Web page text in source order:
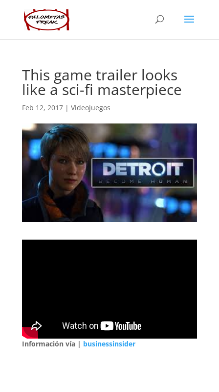
This game trailer looks
like a sci-fi masterpiece
Feb 12, 2017| Videojuegos
Información vía | businessinsider